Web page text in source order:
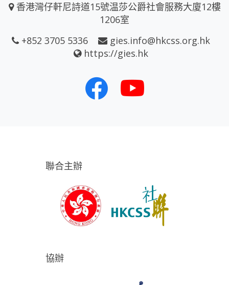
香港灣仔軒尼詩道15號温莎公爵社會服務大廈12樓
1206室
+852 3705 5336
gies.info@hkcss.org.hk
https://gies.hk
聯合主辦
協辦